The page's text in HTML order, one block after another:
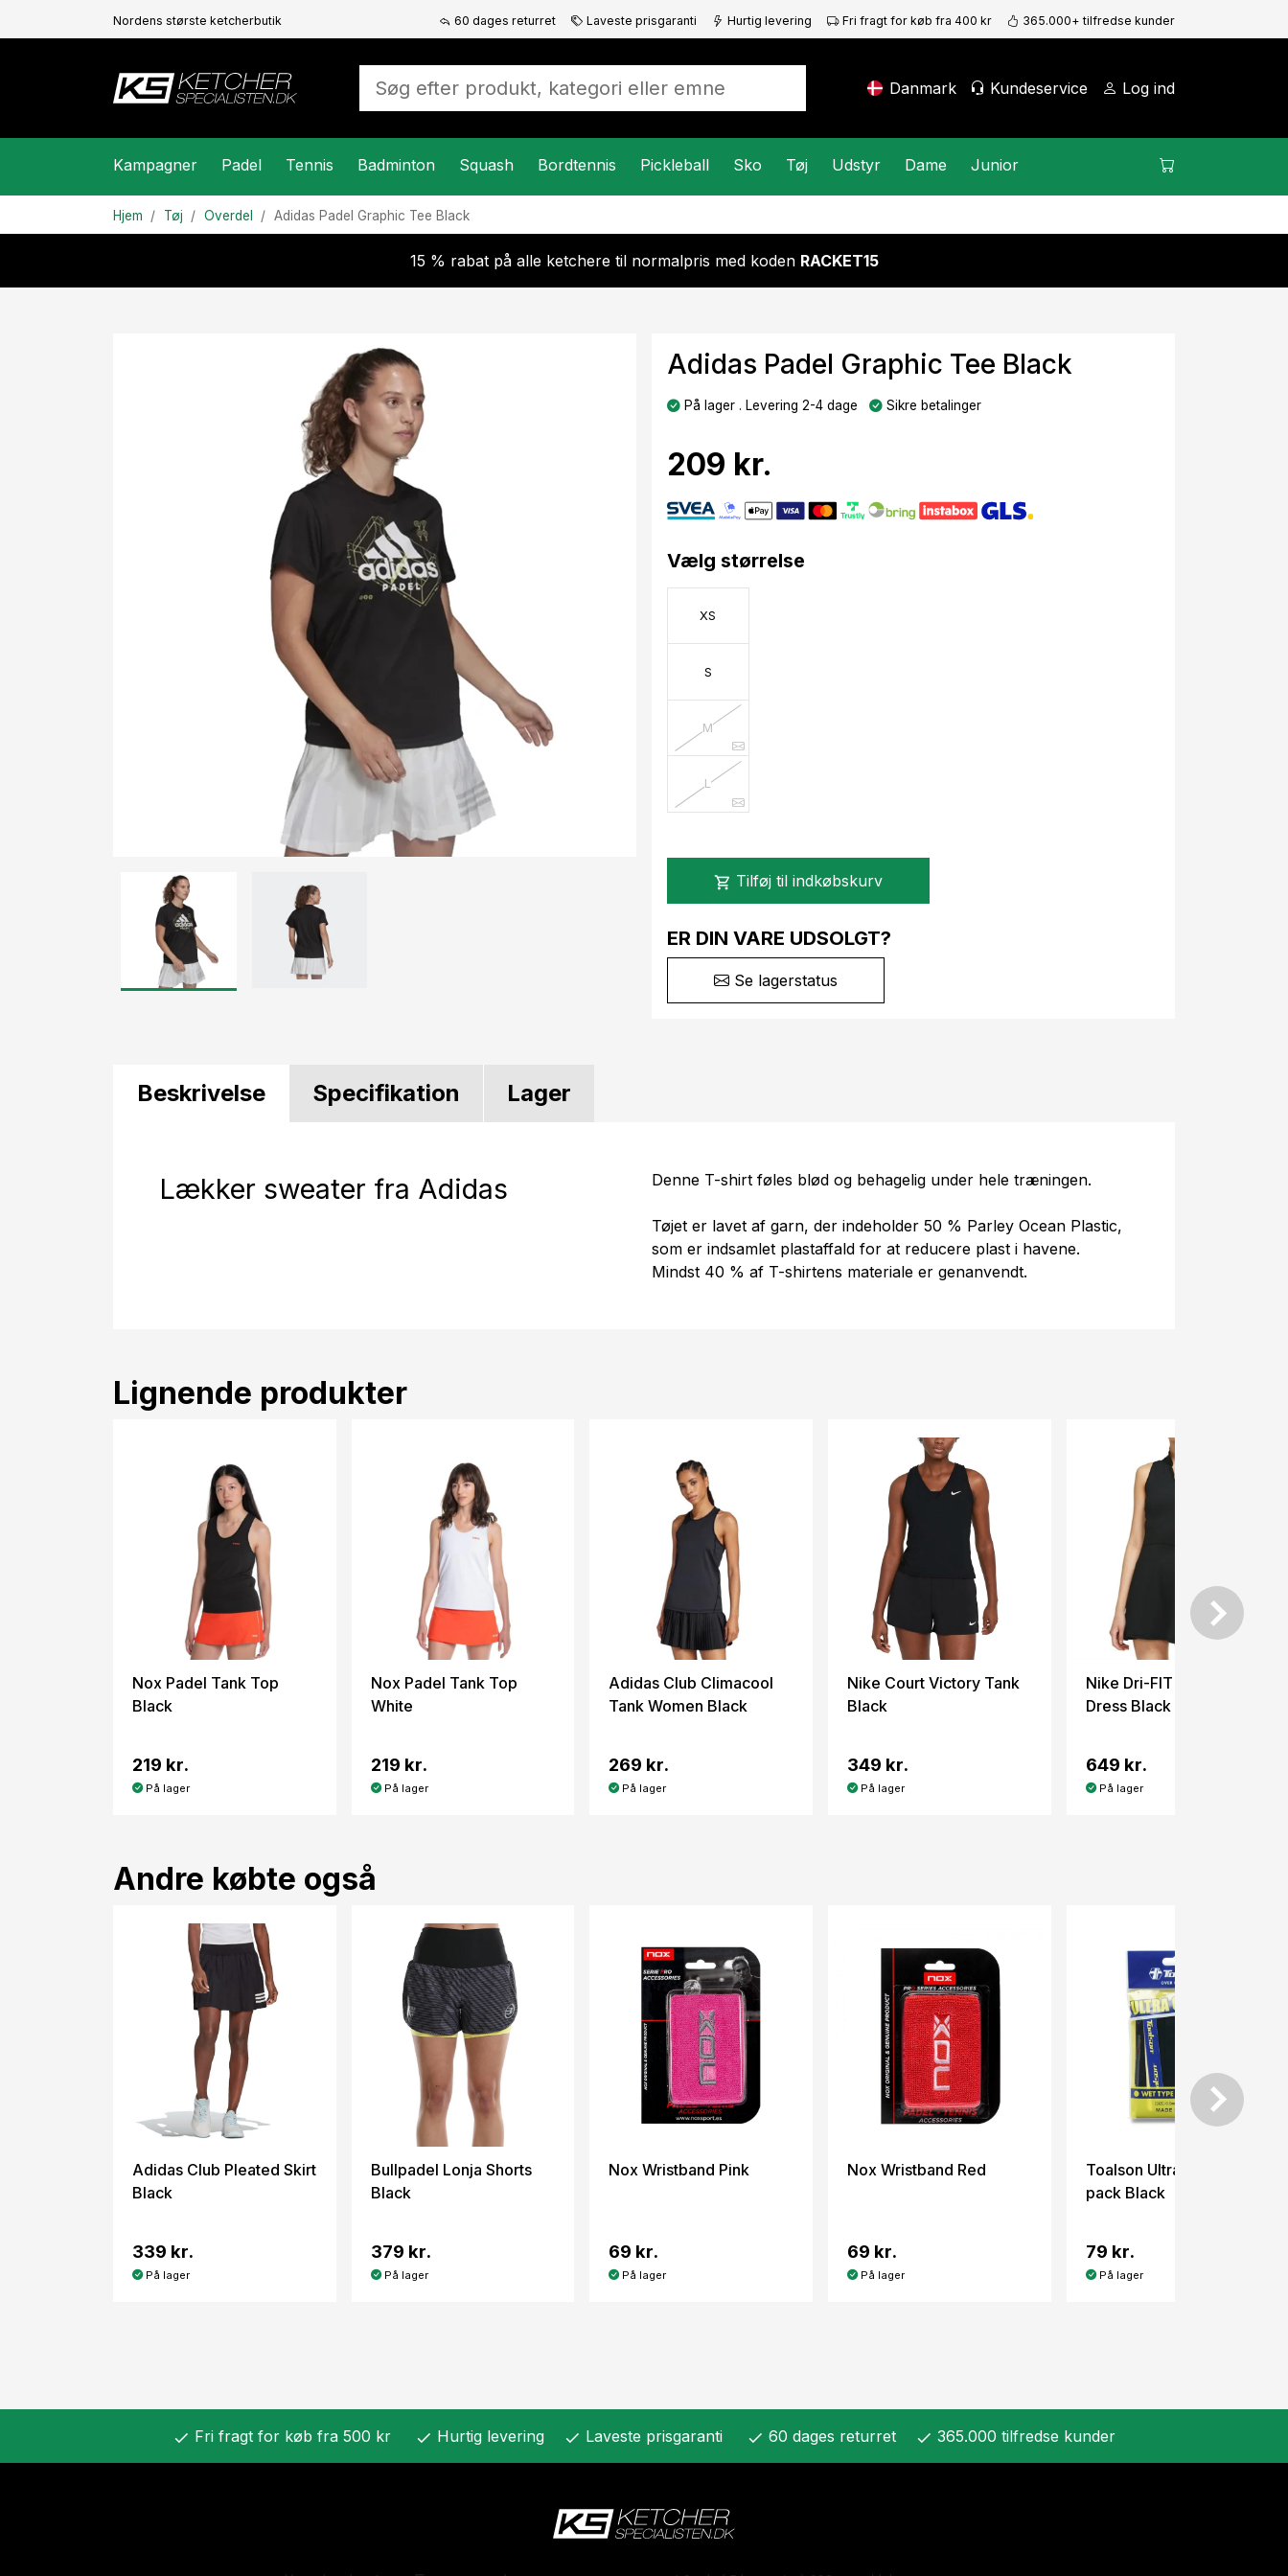
Nordens største ketcherbutik 60 dages returret Laveste prisgaranti Hurtig levering Fri fragt for køb fra 400 kr 365.000+ tilfredse kunder
Danmark Kundeservice Log ind
Kampagner Padel Tennis Badminton Squash Bordtennis Pickleball Sko Tøj Udstyr Dame Junior
Hjem Tøj Overdel Adidas Padel Graphic Tee Black
15 % rabat på alle ketchere til normalpris med koden RACKET15
Adidas Padel Graphic Tee Black
På lager . Levering 2-4 dage Sikre betalinger
209 kr.
Vælg størrelse
XS
S
M
L
shopping_cart Tilføj til indkøbskurv
ER DIN VARE UDSOLGT?
Se lagerstatus
Beskrivelse Specifikation Lager
Lækker sweater fra Adidas Denne T-shirt føles blød og behagelig under hele træningen.
Tøjet er lavet af garn, der indeholder 50 % Parley Ocean Plastic,
som er indsamlet plastaffald for at reducere plast i havene.
Mindst 40 % af T-shirtens materiale er genanvendt.
Lignende produkter
Nox Padel Tank Top
Black
219 kr.
På lager
Nox Padel Tank Top
White
219 kr.
På lager
Adidas Club Climacool
Tank Women Black
269 kr.
På lager
Nike Court Victory Tank
Black
349 kr.
På lager
Nike Dri-FIT Victory
Dress Black
649 kr.
På lager
Andre købte også
Adidas Club Pleated Skirt
Black
339 kr.
På lager
Bullpadel Lonja Shorts
Black
379 kr.
På lager
Nox Wristband Pink
69 kr.
På lager
Nox Wristband Red
69 kr.
På lager
Toalson Ultra Grip 3-
pack Black
79 kr.
På lager
check Fri fragt for køb fra 500 kr check Hurtig levering check Laveste prisgaranti check 60 dages returret check 365.000 tilfredse kunder